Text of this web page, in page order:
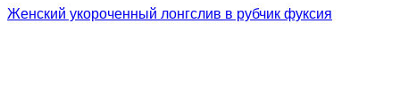
Женский укороченный лонгслив в рубчик фуксия